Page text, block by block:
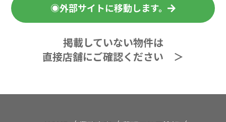
◉外部サイトに移動します。
掲載していない物件は
直接店舗にご確認ください ＞